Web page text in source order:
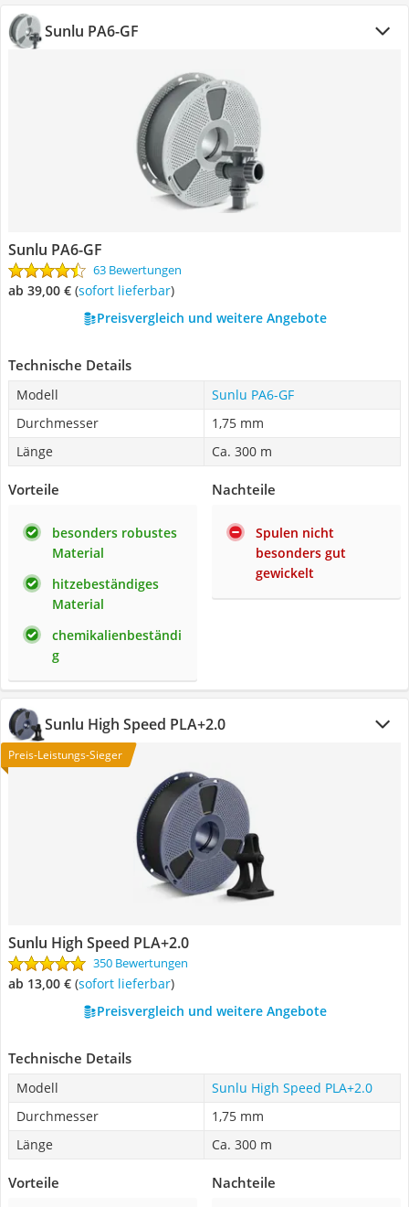
Sunlu PA6-GF
Sunlu PA6-GF
63 Bewertungen
ab 39,00 € ( Sofort lieferbar)
Preisvergleich und weitere Angebote
Technische Details
Modell
Sunlu PA6-GF
Durchmesser
1,75 mm
Länge
Ca. 300 m
Vorteile
besonders robustes
Material
hitzebeständiges
Material
chemikalienbeständi
g
Nachteile
Spulen nicht
besonders gut
gewickelt
Sunlu High Speed PLA+2.0
Preis-Leistungs-Sieger
Sunlu High Speed PLA+2.0
350 Bewertungen
ab 13,00 € ( Sofort lieferbar)
Preisvergleich und weitere Angebote
Technische Details
Modell
Sunlu High Speed PLA+2.0
Durchmesser
1,75 mm
Länge
Ca. 300 m
Vorteile Nachteile